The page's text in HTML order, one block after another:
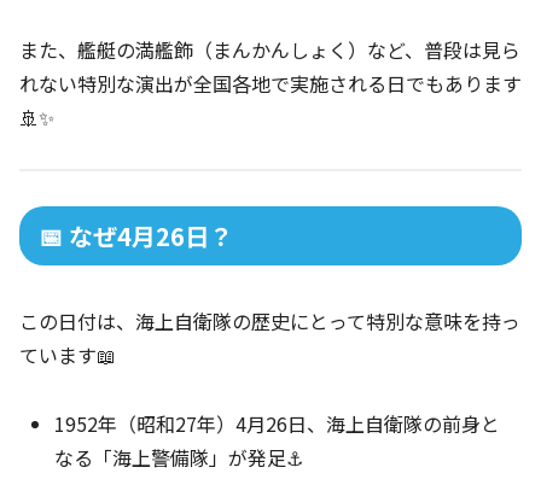
また、艦艇の満艦飾（まんかんしょく）など、普段は見ら
れない特別な演出が全国各地で実施される日でもあります
🚢✨
📅 なぜ4月26日？
この日付は、海上自衛隊の歴史にとって特別な意味を持っ
ています📖
1952年（昭和27年）4月26日、海上自衛隊の前身と
なる「海上警備隊」が発足⚓